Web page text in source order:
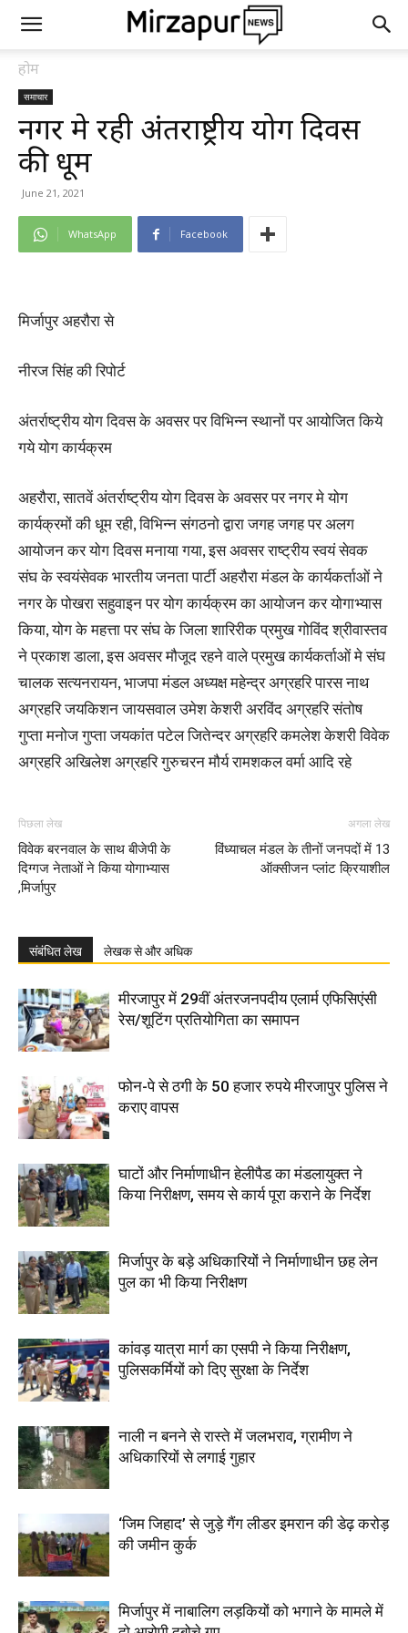
होम
समाचार
नगर मे रही अंतर्राष्ट्रीय योग दिवस
की धूम
June 21, 2021
WhatsApp Facebook
मिर्जापुर अहरौरा से
नीरज सिंह की रिपोर्ट
अंतर्राष्ट्रीय योग दिवस के अवसर पर विभिन्न स्थानों पर आयोजित किये
गये योग कार्यक्रम
अहरौरा, सातवें अंतर्राष्ट्रीय योग दिवस के अवसर पर नगर मे योग
कार्यक्रमों की धूम रही, विभिन्न संगठनो द्वारा जगह जगह पर अलग
आयोजन कर योग दिवस मनाया गया, इस अवसर राष्ट्रीय स्वयं सेवक
संघ के स्वयंसेवक भारतीय जनता पार्टी अहरौरा मंडल के कार्यकर्ताओं ने
नगर के पोखरा सहुवाइन पर योग कार्यक्रम का आयोजन कर योगाभ्यास
किया, योग के महत्ता पर संघ के जिला शारिरीक प्रमुख गोविंद श्रीवास्तव
ने प्रकाश डाला, इस अवसर मौजूद रहने वाले प्रमुख कार्यकर्ताओं मे संघ
चालक सत्यनरायन, भाजपा मंडल अध्यक्ष महेन्द्र अग्रहरि पारस नाथ
अग्रहरि जयकिशन जायसवाल उमेश केशरी अरविंद अग्रहरि संतोष
गुप्ता मनोज गुप्ता जयकांत पटेल जितेन्दर अग्रहरि कमलेश केशरी विवेक
अग्रहरि अखिलेश अग्रहरि गुरुचरन मौर्य रामशकल वर्मा आदि रहे
पिछला लेख
विवेक बरनवाल के साथ बीजेपी के
दिग्गज नेताओं ने किया योगाभ्यास
,मिर्जापुर
अगला लेख
विंध्याचल मंडल के तीनों जनपदों में 13
ऑक्सीजन प्लांट क्रियाशील
संबंधित लेख लेखक से और अधिक
मीरजापुर में 29वीं अंतरजनपदीय एलार्म एफिसिएंसी
रेस/शूटिंग प्रतियोगिता का समापन
फोन-पे से ठगी के 50 हजार रुपये मीरजापुर पुलिस ने
कराए वापस
घाटों और निर्माणाधीन हेलीपैड का मंडलायुक्त ने
किया निरीक्षण, समय से कार्य पूरा कराने के निर्देश
मिर्जापुर के बड़े अधिकारियों ने निर्माणाधीन छह लेन
पुल का भी किया निरीक्षण
कांवड़ यात्रा मार्ग का एसपी ने किया निरीक्षण,
पुलिसकर्मियों को दिए सुरक्षा के निर्देश
नाली न बनने से रास्ते में जलभराव, ग्रामीण ने
अधिकारियों से लगाई गुहार
‘जिम जिहाद’ से जुड़े गैंग लीडर इमरान की डेढ़ करोड़
की जमीन कुर्क
मिर्जापुर में नाबालिग लड़कियों को भगाने के मामले में